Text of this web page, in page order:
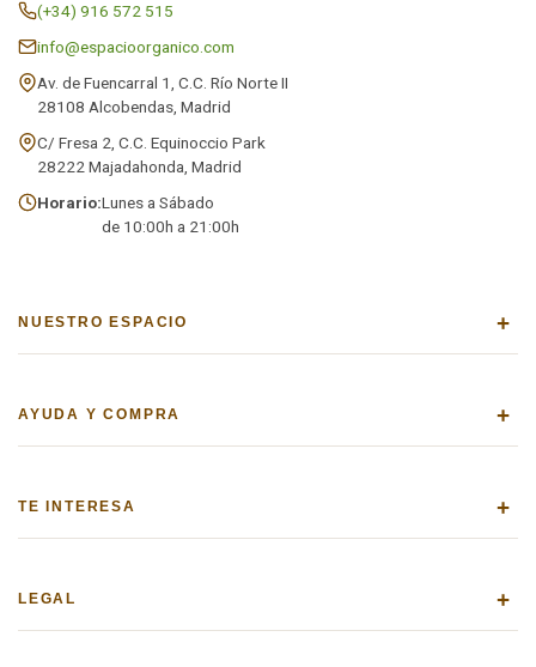
(+34) 916 572 515
info@espacioorganico.com
Av. de Fuencarral 1, C.C. Río Norte II
28108 Alcobendas, Madrid
C/ Fresa 2, C.C. Equinoccio Park
28222 Majadahonda, Madrid
Horario:Lunes a Sábado
de 10:00h a 21:00h
NUESTRO ESPACIO +
AYUDA Y COMPRA +
TE INTERESA +
LEGAL +